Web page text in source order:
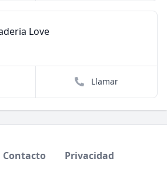
Love
Llamar
Contacto Privacidad